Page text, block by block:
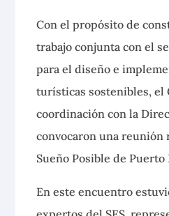
Con el propósito de
trabajo conjunta con el
para el diseño e
turísticas sostenibles, el
coordinación con la
convocaron una reunión
Sueño Posible de Puerto
En este encuentro